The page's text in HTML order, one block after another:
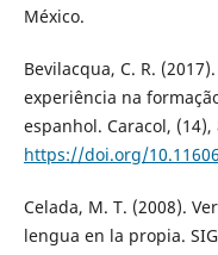
México.
Bevilacqua, C. R.
experiência na
espanhol. Caracol, (14),
https://doi.org/
Celada, M. T. (2008).
lengua en la propia.